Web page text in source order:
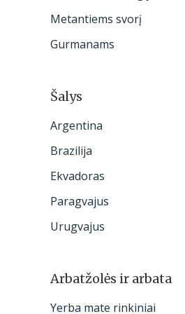
Metantiems svorį
Gurmanams
Šalys
Argentina
Brazilija
Ekvadoras
Paragvajus
Urugvajus
Arbatžolės ir arbata
Yerba mate rinkiniai